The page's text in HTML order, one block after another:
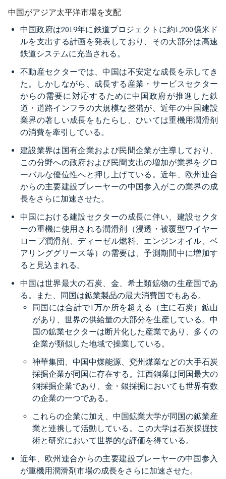
中国がアジア太平洋市場を支配
中国政府は2019年に鉄道プロジェクトに約1,200億米ド
ルを支出する計画を発表しており、その大部分は高速
鉄道システムに充当される。
不動産セクターでは、中国は不安定な成長を示してき
た。しかしながら、成長する産業・サービスセクター
からの需要に対応するために中国政府が推進した鉄
道・道路インフラの大規模な整備が、近年の中国建設
業界の著しい成長をもたらし、ひいては重機用潤滑剤
の消費を牽引している。
建設業界は国有企業および民間企業が主導しており、
この分野への政府および民間支出の増加が業界をグロ
ーバルな優位性へと押し上げている。近年、欧州連合
からの主要建設プレーヤーの中国参入がこの業界の成
長をさらに加速させた。
中国における建設セクターの成長に伴い、建設セクタ
ーの重機に使用される潤滑剤（浸透・被覆型ワイヤー
ロープ潤滑剤、ディーゼル燃料、エンジンオイル、ベ
アリンググリース等）の需要は、予測期間中に増加す
ると見込まれる。
中国は世界最大の石炭、金、希土類鉱物の生産国であ
る。また、同国は鉱業製品の最大消費国でもある。
同国には合計で1万か所を超える（主に石炭）鉱山
があり、世界の供給量の大部分を生産している。中
国の鉱業セクターは断片化した産業であり、多くの
企業が類似した地域で操業している。
神華集団、中国中煤能源、兗州煤業などの大手石炭
採掘企業が同国に存在する。江西銅業は同国最大の
銅採掘企業であり、金・銀採掘においても世界有数
の企業の一つである。
これらの企業に加え、中国鉱業大学が同国の鉱業産
業と連携して活動している。この大学は石炭採掘技
術と研究において世界的な評価を得ている。
近年、欧州連合からの主要建設プレーヤーの中国参入
が重機用潤滑剤市場の成長をさらに加速させた。